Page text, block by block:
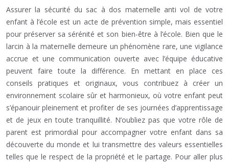
Assurer la sécurité du sac à dos maternelle anti vol de votre
enfant à l’école est un acte de prévention simple, mais essentiel
pour préserver sa sérénité et son bien-être à l’école. Bien que le
larcin à la maternelle demeure un phénomène rare, une vigilance
accrue et une communication ouverte avec l’équipe éducative
peuvent faire toute la différence. En mettant en place ces
conseils pratiques et originaux, vous contribuez à créer un
environnement scolaire sûr et harmonieux, où votre enfant peut
s’épanouir pleinement et profiter de ses journées d’apprentissage
et de jeux en toute tranquillité. N’oubliez pas que votre rôle de
parent est primordial pour accompagner votre enfant dans sa
découverte du monde et lui transmettre des valeurs essentielles
telles que le respect de la propriété et le partage. Pour aller plus